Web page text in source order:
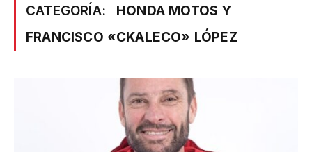
CATEGORÍA:
HONDA MOTOS Y
FRANCISCO «CKALECO» LÓPEZ